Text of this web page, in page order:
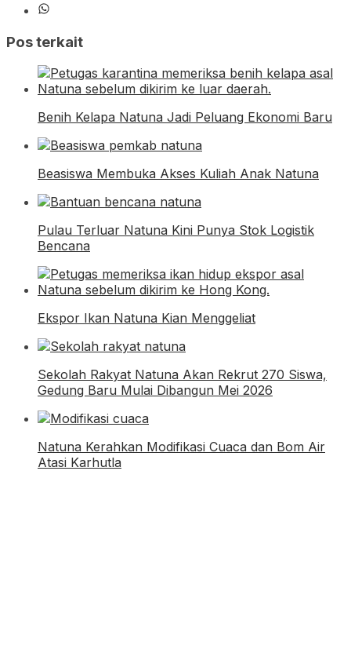
Pos terkait
Benih Kelapa Natuna Jadi Peluang Ekonomi Baru
Beasiswa Membuka Akses Kuliah Anak Natuna
Pulau Terluar Natuna Kini Punya Stok Logistik
Bencana
Ekspor Ikan Natuna Kian Menggeliat
Sekolah Rakyat Natuna Akan Rekrut 270 Siswa,
Gedung Baru Mulai Dibangun Mei 2026
Natuna Kerahkan Modifikasi Cuaca dan Bom Air
Atasi Karhutla